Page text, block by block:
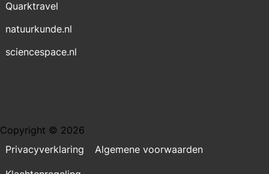
Quarktravel
natuurkunde.nl
sciencespace.nl
Copyright © 2026
Privacyverklaring
Algemene voorwaarden